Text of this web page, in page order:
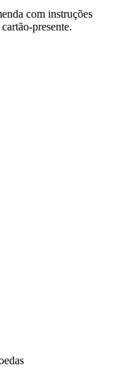
com instruções
presente.